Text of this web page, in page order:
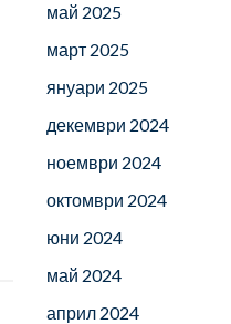
май 2025
март 2025
януари 2025
декември 2024
ноември 2024
октомври 2024
юни 2024
май 2024
април 2024